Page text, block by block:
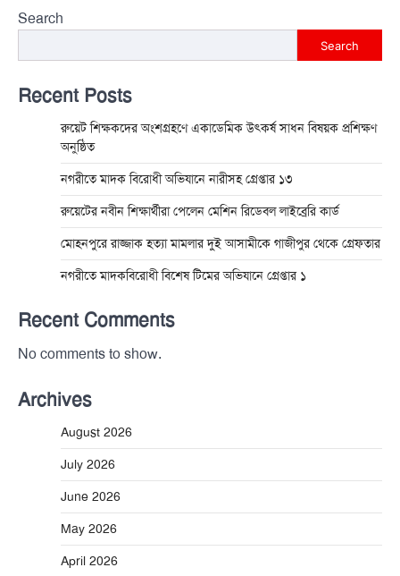
Search
Search
Recent Posts
রুয়েট শিক্ষকদের অংশগ্রহণে একাডেমিক উৎকর্ষ সাধন বিষয়ক প্রশিক্ষণ
অনুষ্ঠিত
নগরীতে মাদক বিরোধী অভিযানে নারীসহ গ্রেপ্তার ১৩
রুয়েটের নবীন শিক্ষার্থীরা পেলেন মেশিন রিডেবল লাইব্রেরি কার্ড
মোহনপুরে রাজ্জাক হত্যা মামলার দুই আসামীকে গাজীপুর থেকে গ্রেফতার
নগরীতে মাদকবিরোধী বিশেষ টিমের অভিযানে গ্রেপ্তার ১
Recent Comments
No comments to show.
Archives
August 2026
July 2026
June 2026
May 2026
April 2026